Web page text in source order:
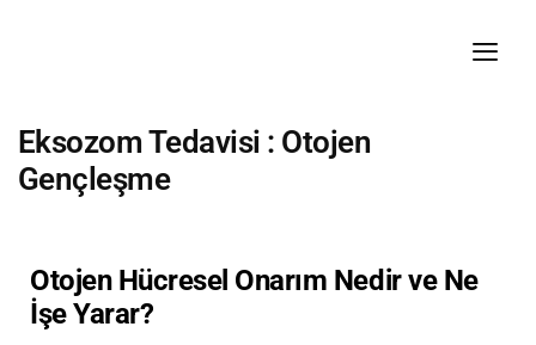
Eksozom Tedavisi : Otojen
Gençleşme
Otojen Hücresel Onarım Nedir ve Ne
İşe Yarar?